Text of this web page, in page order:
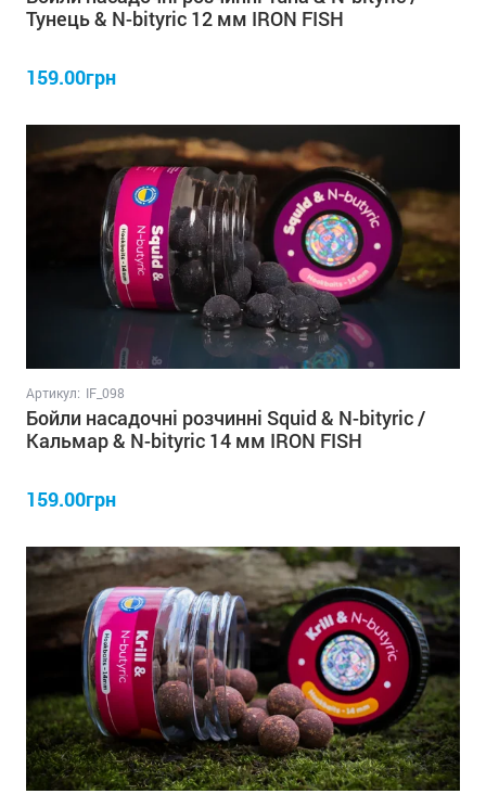
Тунець & N-bityric 12 мм IRON FISH
159.00грн
Артикул: IF_098
Бойли насадочні розчинні Squid & N-bityric /
Кальмар & N-bityric 14 мм IRON FISH
159.00грн